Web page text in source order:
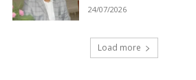
24/07/2026
Load more